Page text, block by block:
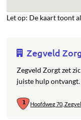
Let op: De kaart toont
Zegveld
Zegveld Zorgt zet
juiste hulp ontvangt.
Hoofdweg 70,